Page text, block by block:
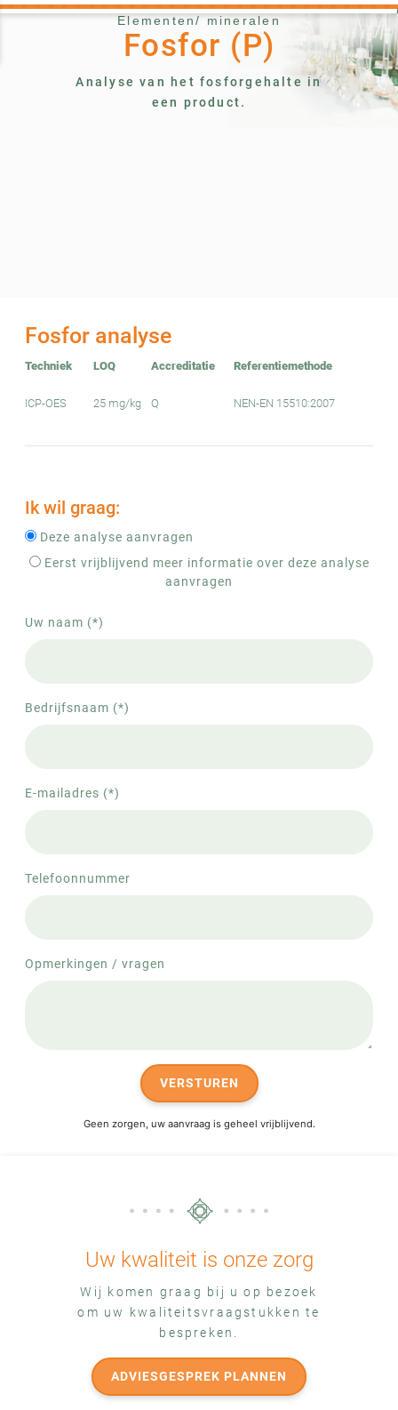
Elementen/ mineralen
Fosfor (P)
Analyse van het fosforgehalte in
een product.
Fosfor analyse
Techniek LOQ Accreditatie Referentiemethode
ICP-OES 25 mg/kg Q NEN-EN 15510:2007
Ik wil graag:
Deze analyse aanvragen
Eerst vrijblijvend meer informatie over deze analyse
aanvragen
Uw naam (*)
Bedrijfsnaam (*)
E-mailadres (*)
Telefoonnummer
Opmerkingen / vragen
VERSTUREN
Geen zorgen, uw aanvraag is geheel vrijblijvend.
Uw kwaliteit is onze zorg
Wij komen graag bij u op bezoek
om uw kwaliteitsvraagstukken te
bespreken.
ADVIESGESPREK PLANNEN